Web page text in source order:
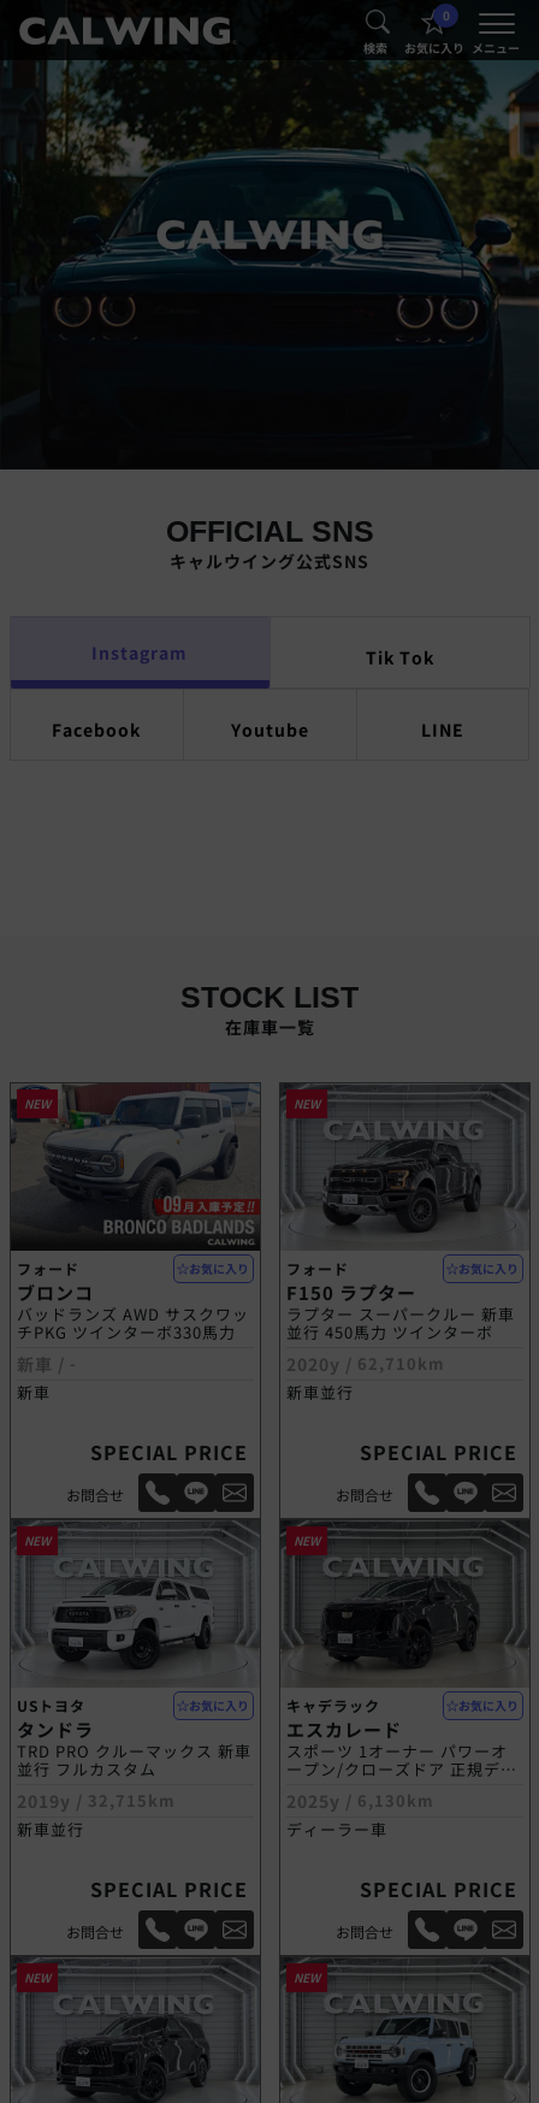
® 検索
0
お気に入り メニュー
®
OFFICIAL SNS
キャルウイング公式SNS
Instagram Tik Tok
Facebook Youtube LINE
STOCK LIST
在庫車一覧
NEW
お気に入り
フォード
ブロンコ
バッドランズ AWD サスクワッ
チPKG ツインターボ330馬力
新車 / -
新車
SPECIAL PRICE
お問合せ
NEW
お気に入り
フォード
F150 ラプター
ラプター スーパークルー 新車
並行 450馬力 ツインターボ
2020y / 62,710km
新車並行
SPECIAL PRICE
お問合せ
NEW
お気に入り
USトヨタ
タンドラ
TRD PRO クルーマックス 新車
並行 フルカスタム
2019y / 32,715km
新車並行
SPECIAL PRICE
お問合せ
NEW
お気に入り
キャデラック
エスカレード
スポーツ 1オーナー パワーオ
ープン/クローズドア 正規ディ
2025y / 6,130km
ディーラー車
SPECIAL PRICE
お問合せ
NEW NEW